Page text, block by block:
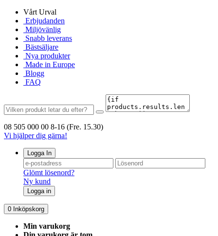
Vårt Urval
Erbjudanden
Miljövänlig
Snabb leverans
Bästsäljare
Nya produkter
Made in Europe
Blogg
FAQ
08 505 000 00 8-16 (Fre. 15.30)
Vi hjälper dig gärna!
Logga In
Glömt lösenord?
Ny kund
Logga in
0 Inköpskorg
Min varukorg